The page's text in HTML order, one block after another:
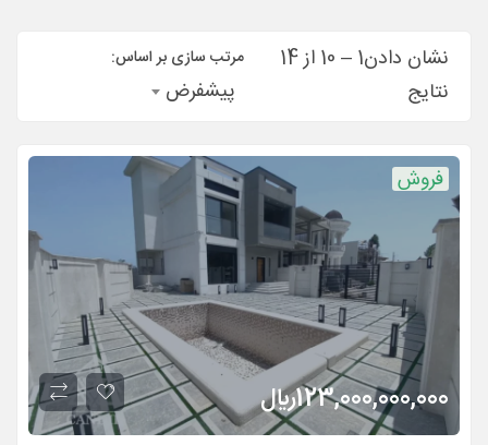
نشان دادن1
–
10
از 14
نتایج
مرتب سازی بر اساس:
پیشفرض
فروش
123,000,000,000ريال